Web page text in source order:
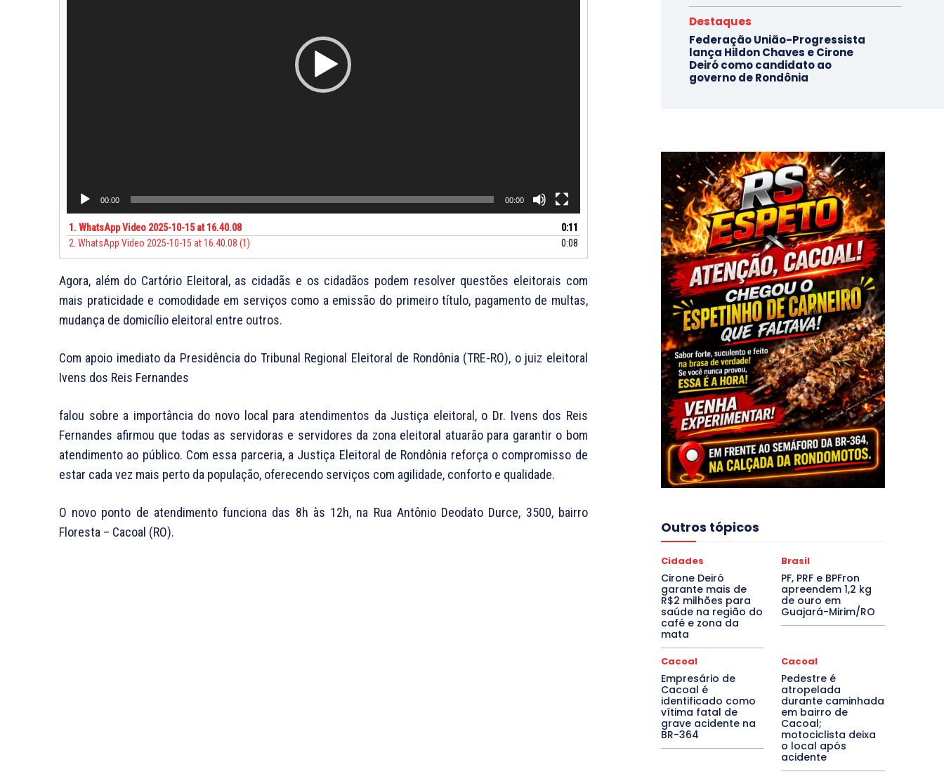
00:00 00:00
1. WhatsApp Video 2025-10-15 at 16.40.08
0:11
2. WhatsApp Video 2025-10-15 at 16.40.08 (1) 0:08
Agora, além do Cartório Eleitoral, as cidadãs e os cidadãos podem resolver questões eleitorais com
mais praticidade e comodidade em serviços como a emissão do primeiro título, pagamento de multas,
mudança de domicílio eleitoral entre outros.
Com apoio imediato da Presidência do Tribunal Regional Eleitoral de Rondônia (TRE-RO), o juiz eleitoral
Ivens dos Reis Fernandes
falou sobre a importância do novo local para atendimentos da Justiça eleitoral, o Dr. Ivens dos Reis
Fernandes afirmou que todas as servidoras e servidores da zona eleitoral atuarão para garantir o bom
atendimento ao público. Com essa parceria, a Justiça Eleitoral de Rondônia reforça o compromisso de
estar cada vez mais perto da população, oferecendo serviços com agilidade, conforto e qualidade.
O novo ponto de atendimento funciona das 8h às 12h, na Rua Antônio Deodato Durce, 3500, bairro
Floresta – Cacoal (RO).
Destaques
Federação União-Progressista
lança Hildon Chaves e Cirone
Deiró como candidato ao
governo de Rondônia
Outros tópicos
Cidades
Cirone Deiró
garante mais de
R$2 milhões para
saúde na região do
café e zona da
mata
Brasil
PF, PRF e BPFron
apreendem 1,2 kg
de ouro em
Guajará-Mirim/RO
Cacoal
Empresário de
Cacoal é
identificado como
vítima fatal de
grave acidente na
BR-364
Cacoal
Pedestre é
atropelada
durante caminhada
em bairro de
Cacoal;
motociclista deixa
o local após
acidente